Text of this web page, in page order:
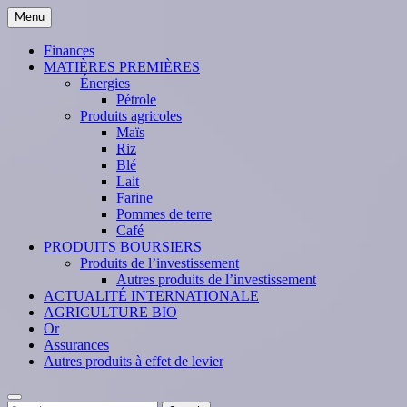
Skip
to
content
Menu
Finances
MATIÈRES PREMIÈRES
Énergies
Pétrole
Produits agricoles
Maïs
Riz
Blé
Lait
Farine
Pommes de terre
Café
PRODUITS BOURSIERS
Produits de l’investissement
Autres produits de l’investissement
ACTUALITÉ INTERNATIONALE
AGRICULTURE BIO
Or
Assurances
Autres produits à effet de levier
Search